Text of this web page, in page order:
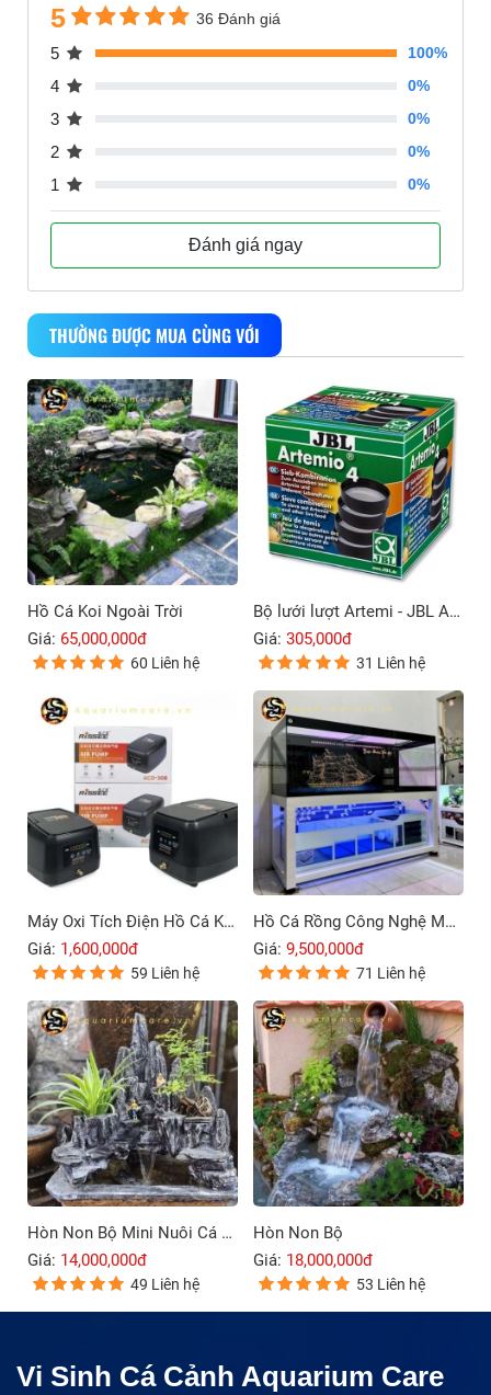
5 36 Đánh giá
5 100%
4 0%
3 0%
2 0%
1 0%
Đánh giá ngay
THƯỜNG ĐƯỢC MUA CÙNG VỚI
Hồ Cá Koi Ngoài Trời
Giá: 65,000,000đ
60 Liên hệ
Bộ lưới lượt Artemi - JBL Artemio 4
Giá: 305,000đ
31 Liên hệ
Máy Oxi Tích Điện Hồ Cá Koi Rissee ACD-30B – 80B
Giá: 1,600,000đ
59 Liên hệ
Hồ Cá Rồng Công Nghệ Mới 4 Lớp Đáy
Giá: 9,500,000đ
71 Liên hệ
Hòn Non Bộ Mini Nuôi Cá Ngoài Trời
Giá: 14,000,000đ
49 Liên hệ
Hòn Non Bộ
Giá: 18,000,000đ
53 Liên hệ
Vi Sinh Cá Cảnh Aquarium Care